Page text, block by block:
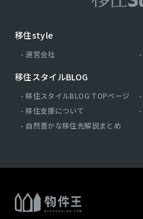
移住style
運営会社
移住スタイルBLOG
移住スタイルBLOG TOPページ
移住支援について
自然豊かな移住先解説まとめ